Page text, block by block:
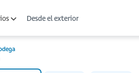
Desde el exterior